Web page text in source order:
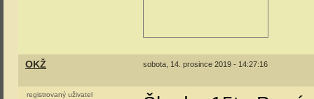
OKŽ sobota, 14. prosince 2019 - 14:27:16
registrovaný uživatel